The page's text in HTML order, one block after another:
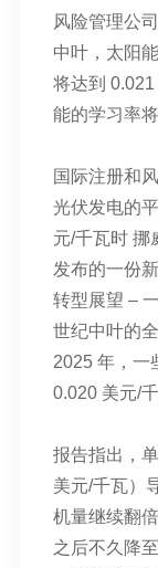
风险管理公
中叶，太阳
将达到
能的学习率
国际注册和
光伏发电的
元/千瓦时 挪
发布的一份
转型展望 –
世纪中叶的
2025 年，一
0.020 美元/千
报告指出，
美元/千瓦）
机量继续翻
之后不久降